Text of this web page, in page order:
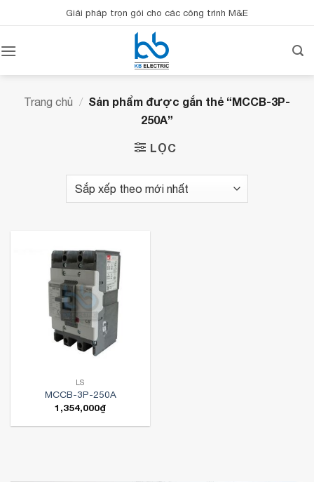
qua
dung
Giải pháp trọn gói cho các công trình M&E
Trang chủ / Sản phẩm được gắn thẻ “MCCB-3P-
250A”
LỌC
LS
MCCB-3P-250A
1,354,000₫